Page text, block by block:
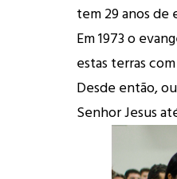
tem 29 anos
Em 1973 o
estas terras
Desde então,
Senhor Jesus